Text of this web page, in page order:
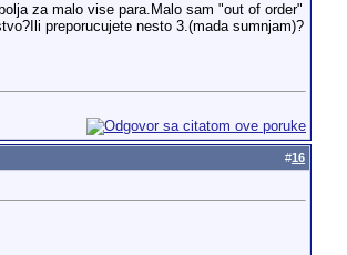
za malo vise para.Malo sam "out of order"
preporucujete nesto 3.(mada sumnjam)?
#16